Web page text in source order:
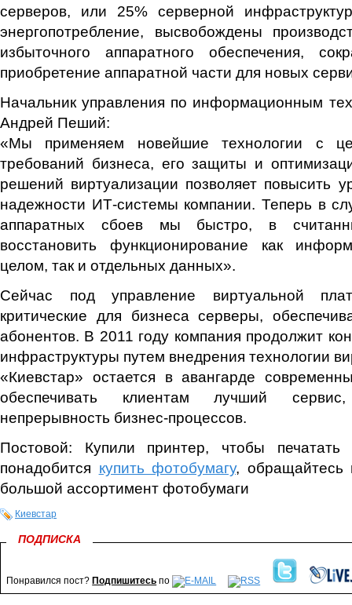
серверов, или 25% серверной
энергопотребление, высвобождены
избыточного аппаратного обеспечения,
приобретение аппаратной части для новых
Начальник управления по информационным
Андрей Пеший:
«Мы применяем новейшие технологии с
требований бизнеса, его защиты и
решений виртуализации позволяет повысить
надежности ИТ-системы компании. Теперь в
аппаратных сбоев мы быстро, в
восстановить функционирование как
целом, так и отдельных данных».
Сейчас под управление виртуальной
критические для бизнеса серверы,
абонентов. В 2011 году компания продолжит
инфраструктуры путем внедрения технологии
«Киевстар» остается в авангарде
обеспечивать клиентам лучший
непрерывность бизнес-процессов.
Постовой: Купили принтер, чтобы печатать
понадобится купить фотобумагу, обращайтесь
большой ассортимент фотобумаги
Киевстар
ПОДПИСКА
Понравился пост? Подпишитесь по